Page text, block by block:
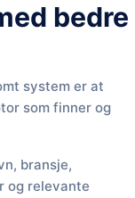
bedre
system er at
som finner og
bransje,
og relevante